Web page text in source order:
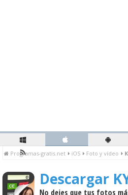
Programas-gratis.net iOS Foto y vídeo
Descargar
No dejes que tus fotos